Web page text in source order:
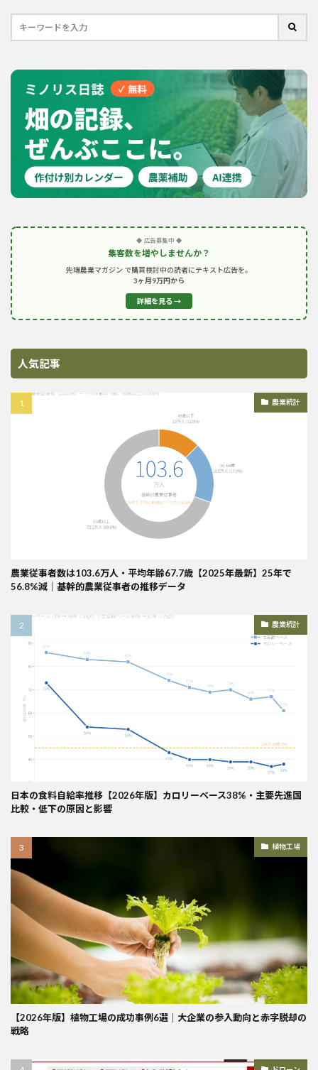
◆ 広告募集中 ◆
集客数を増やしませんか？
先端農業マガジン で購買検討中の読者にテキスト広告を。
3ヶ月9万円から
詳細を見る →
人気記事
農業統計
農業従事者数は103.6万人・平均年齢67.7歳【2025年最新】25年で
56.8%減｜基幹的農業従事者の推移データ
農業統計
日本の食料自給率推移【2026年版】カロリーベース38%・主要先進国
比較・低下の原因と影響
植物工場
【2026年版】植物工場の成功事例6選｜大企業の参入動向と赤字脱却の
戦略